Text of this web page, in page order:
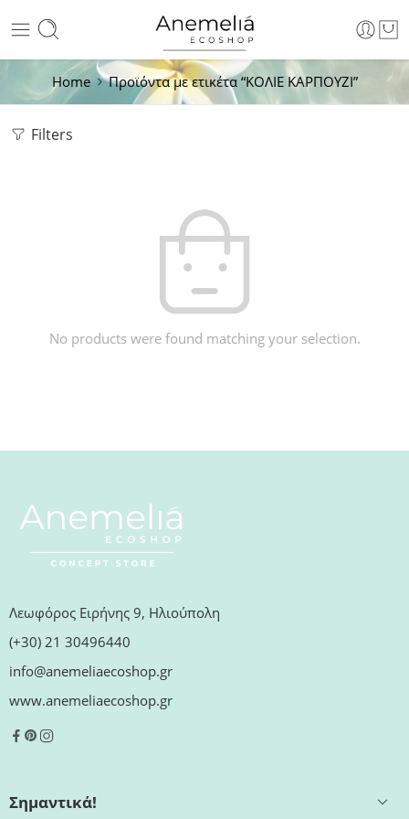
Home Προϊόντα με ετικέτα “ΚΟΛΙΕ ΚΑΡΠΟΥΖΙ”
Filters
No products were found matching your selection.
Λεωφόρος Ειρήνης 9, Ηλιούπολη
(+30) 21 30496440
info@anemeliaecoshop.gr
www.anemeliaecoshop.gr
Σημαντικά!